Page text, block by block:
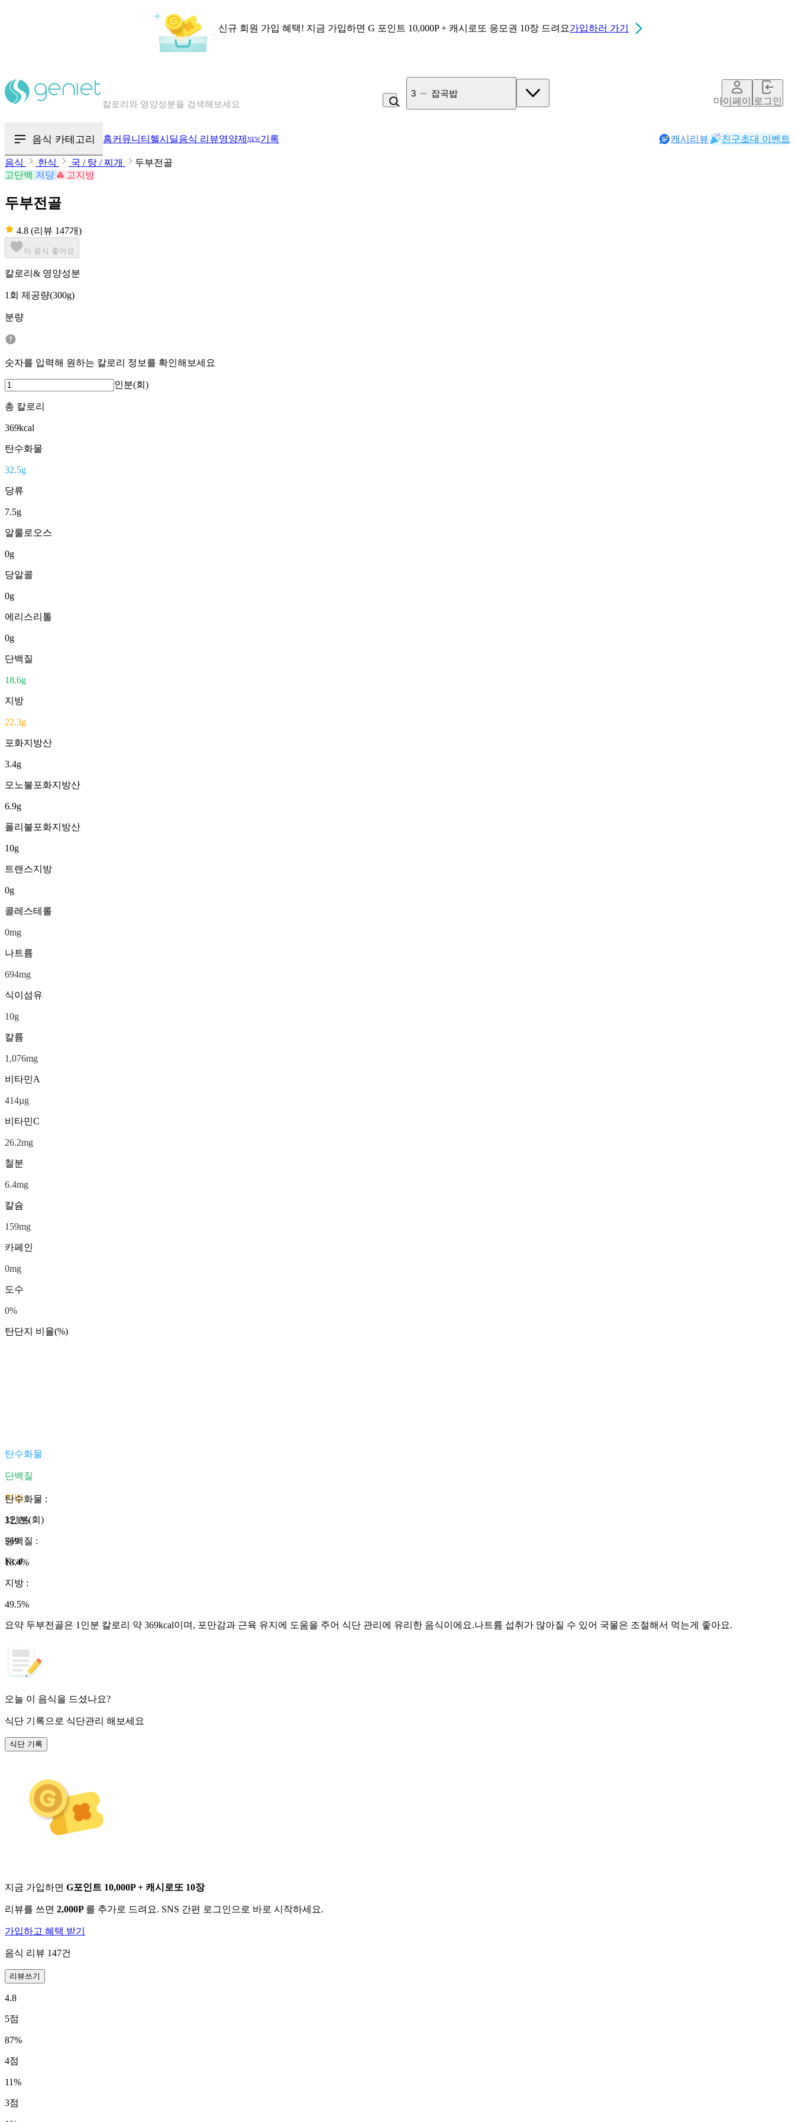
신규 회원 가입 혜택! 지금 가입하면 G 포인트 10,000P + 캐시로또 응모권 10장 드려요가입하러 가기
칼로리와 영양성분을 검색해보세요
4 비_플레인 쿽
마이페이지로그인
음식 카테고리 홈커뮤니티 헬시딜음식 리뷰영양제 NEW기록 캐시리뷰 친구초대 이벤트
음식 한식 국 / 탕 / 찌개
두부전골
고단백 저당 고지방
두부전골
4.8 (리뷰 147개)
이 음식 좋아요
칼로리& 영양성분
1회 제공량(300g)
분량
숫자를 입력해 원하는 칼로리 정보를 확인해보세요
인분(회)
총 칼로리
369kcal
탄수화물
32.5g
당류
7.5g
알룰로오스
0g
당알콜
0g
에리스리톨
0g
단백질
18.6g
지방
22.3g
포화지방산
3.4g
모노불포화지방산
6.9g
폴리불포화지방산
10g
트랜스지방
0g
콜레스테롤
0mg
나트륨
694mg
식이섬유
10g
칼륨
1,076mg
비타민A
414µg
비타민C
26.2mg
철분
6.4mg
칼슘
159mg
카페인
0mg
도수
0%
탄단지 비율(%)
탄수화물
단백질
지방
1인분(회)
369
Kcal
탄수화물 :
32.1%
단백질 :
18.4%
지방 :
49.5%
요약 두부전골은 1인분 칼로리 약 369kcal이며, 포만감과 근육 유지에 도움을 주어 식단 관리에 유리한 음식이에요.나트륨 섭취가 많아질 수 있어 국물은 조절해서 먹는게 좋아요.
오늘 이 음식을 드셨나요?
식단 기록으로 식단관리 해보세요
식단 기록
지금 가입하면 G포인트 10,000P + 캐시로또 10장
리뷰를 쓰면 2,000P 를 추가로 드려요. SNS 간편 로그인으로 바로 시작하세요.
가입하고 혜택 받기
음식 리뷰 147건
리뷰쓰기
4.8
5점
87%
4점
11%
3점